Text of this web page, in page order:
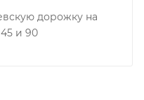
дорожку на
и 90